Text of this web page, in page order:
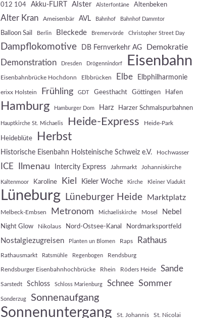
012 104 Akku-FLIRT Alster Alsterfontäne Altenbeken
Alter Kran Ameisenbär AVL Bahnhof Bahnhof Dammtor
Balloon Sail Berlin Bleckede Bremervörde Christopher Street Day
Dampflokomotive DB Fernverkehr AG Demokratie
Demonstration Dresden Drögennindorf Eisenbahn
Eisenbahnbrücke Hochdonn Elbbrücken Elbe Elbphilharmonie
erixx Holstein Frühling GDT Geesthacht Göttingen Hafen
Hamburg Hamburger Dom Harz Harzer Schmalspurbahnen
Hauptkirche St. Michaelis Heide-Express Heide-Park
Heideblüte Herbst
Historische Eisenbahn Holsteinische Schweiz e.V. Hochwasser
ICE Ilmenau Intercity Express Jahrmarkt Johanniskirche
Kaltenmoor Karoline Kiel Kieler Woche Kirche Kleiner Viadukt
Lüneburg Lüneburger Heide Marktplatz
Melbeck-Embsen Metronom Michaeliskirche Mosel Nebel
Night Glow Nikolaus Nord-Ostsee-Kanal Nordmarksportfeld
Nostalgiezugreisen Planten un Blomen Raps Rathaus
Rathausmarkt Ratsmühle Regenbogen Rendsburg
Rendsburger Eisenbahnhochbrücke Rhein Röders Heide Sande
Sarstedt Schloss Schloss Marienburg Schnee Sommer
Sonderzug Sonnenaufgang
Sonnenuntergang St. Johannis St. Nicolai